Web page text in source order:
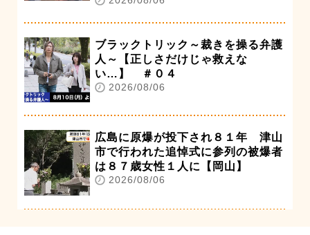
ブラックトリック～裁きを操る弁護
人～【正しさだけじゃ救えな
い…】 ＃０４
2026/08/06
広島に原爆が投下され８１年 津山
市で行われた追悼式に参列の被爆者
は８７歳女性１人に【岡山】
2026/08/06